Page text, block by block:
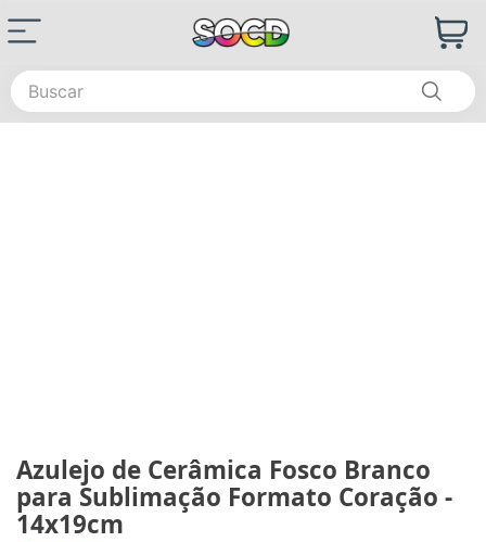
Buscar
Azulejo de Cerâmica Fosco Branco
para Sublimação Formato Coração -
14x19cm